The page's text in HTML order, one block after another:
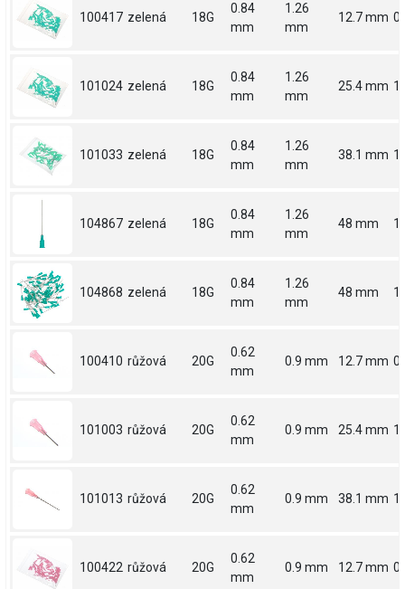
100417 zelená 18G
0.84
mm
1.26
mm
12.7 mm
101024 zelená 18G
0.84
mm
1.26
mm
25.4 mm 1
101033 zelená 18G
0.84
mm
1.26
mm
38.1 mm
104867 zelená 18G
0.84
mm
1.26
mm
48 mm
104868 zelená 18G
0.84
mm
1.26
mm
48 mm
100410 růžová 20G
0.62
mm
0.9 mm 12.7 mm
101003 růžová 20G
0.62
mm
0.9 mm 25.4 mm 1
101013 růžová 20G
0.62
mm
0.9 mm 38.1 mm
100422 růžová 20G
0.62
mm
0.9 mm 12.7 mm